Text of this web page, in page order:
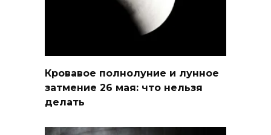
Кровавое полнолуние и лунное
затмение 26 мая: что нельзя
делать